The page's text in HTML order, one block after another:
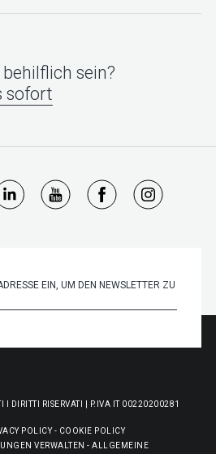
sein?
sofort
I DIRITTI RISERVATI | P.IVA IT 00220200281
POLICY- COOKIE POLICY
VERWALTEN -ALLGEMEINE